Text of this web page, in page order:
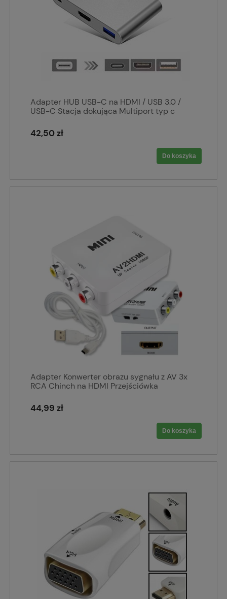
Adapter HUB USB-C na HDMI / USB 3.0 /
USB-C Stacja dokująca Multiport typ c
42,50 zł
Do koszyka
Adapter Konwerter obrazu sygnału z AV 3x
RCA Chinch na HDMI Przejściówka
44,99 zł
Do koszyka